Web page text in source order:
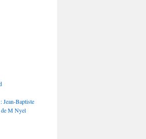
Jean-Baptiste
de M Nyel